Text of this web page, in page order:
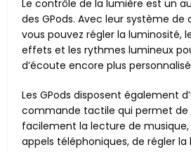
Le contrôle de la lumière est un
des GPods. Avec leur système
vous pouvez régler la luminosité,
effets et les rythmes lumineux
d’écoute encore plus
Les GPods disposent également
commande tactile qui permet de
facilement la lecture de
appels téléphoniques, de régler